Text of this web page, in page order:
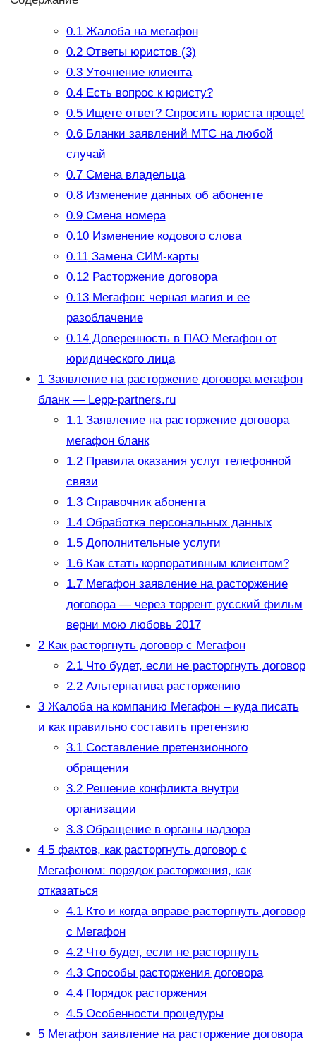
0.1Жалоба на мегафон
0.2Ответы юристов (3)
0.3Уточнение клиента
0.4Есть вопрос к юристу?
0.5Ищете ответ? Спросить юриста проще!
0.6Бланки заявлений МТС на любой
случай
0.7Смена владельца
0.8Изменение данных об абоненте
0.9Смена номера
0.10Изменение кодового слова
0.11Замена СИМ-карты
0.12Расторжение договора
0.13Мегафон: черная магия и ее
разоблачение
0.14Доверенность в ПАО Мегафон от
юридического лица
1Заявление на расторжение договора мегафон
бланк — Lepp-partners.ru
1.1Заявление на расторжение договора
мегафон бланк
1.2Правила оказания услуг телефонной
связи
1.3Справочник абонента
1.4Обработка персональных данных
1.5Дополнительные услуги
1.6Как стать корпоративным клиентом?
1.7Мегафон заявление на расторжение
договора — через торрент русский фильм
верни мою любовь 2017
2Как расторгнуть договор с Мегафон
2.1Что будет, если не расторгнуть договор
2.2Альтернатива расторжению
3Жалоба на компанию Мегафон – куда писать
и как правильно составить претензию
3.1Составление претензионного
обращения
3.2Решение конфликта внутри
организации
3.3Обращение в органы надзора
45 фактов, как расторгнуть договор с
Мегафоном: порядок расторжения, как
отказаться
4.1Кто и когда вправе расторгнуть договор
с Мегафон
4.2Что будет, если не расторгнуть
4.3Способы расторжения договора
4.4Порядок расторжения
4.5Особенности процедуры
5Мегафон заявление на расторжение договора